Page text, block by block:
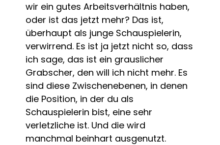
wir ein gutes Arbeitsverhältnis haben,
oder ist das jetzt mehr? Das ist,
überhaupt als junge Schauspielerin,
verwirrend. Es ist ja jetzt nicht so, dass
ich sage, das ist ein grauslicher
Grabscher, den will ich nicht mehr. Es
sind diese Zwischenebenen, in denen
die Position, in der du als
Schauspielerin bist, eine sehr
verletzliche ist. Und die wird
manchmal beinhart ausgenutzt.